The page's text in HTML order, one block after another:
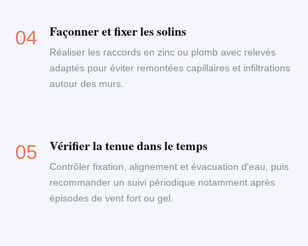
Façonner et fixer les solins
Réaliser les raccords en zinc ou plomb avec relevés
adaptés pour éviter remontées capillaires et infiltrations
autour des murs.
Vérifier la tenue dans le temps
Contrôler fixation, alignement et évacuation d'eau, puis
recommander un suivi périodique notamment après
épisodes de vent fort ou gel.